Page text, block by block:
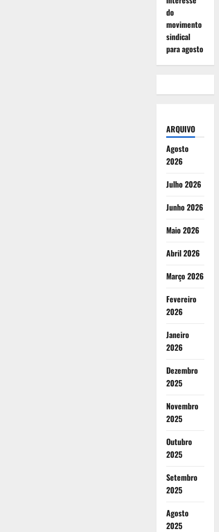
do
movimento
sindical
para agosto
ARQUIVO
Agosto
2026
Julho 2026
Junho 2026
Maio 2026
Abril 2026
Março 2026
Fevereiro
2026
Janeiro
2026
Dezembro
2025
Novembro
2025
Outubro
2025
Setembro
2025
Agosto
2025